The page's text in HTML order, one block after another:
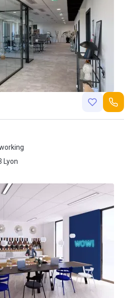
69003 Lyon